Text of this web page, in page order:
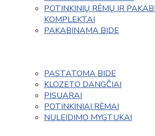
POTINKINIŲ RĖMŲ IR
KOMPLEKTAI
PAKABINAMA BIDE
PASTATOMA BIDE
KLOZETO DANGČIAI
PISUARAI
POTINKINIAI RĖMAI
NULEIDIMO MYGTUKAI